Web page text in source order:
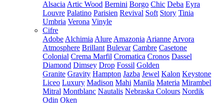
Alsacia Artic Wood Bernini Borgo Chic Deba Eyra
Louvre Palatino Parisien Revival Soft Story Tinia
Umbria Verona Vinyle
Cifre
Adobe Alchimia Alure Amazonia Arianne Arvora
Atmosphere Brillant Bulevar Cambre Casetone
Colonial Crema Marfil Cromatica Cronos Dassel
Diamond Dimsey Drop Fossil Golden
Granite Gravity Hampton Jazba Jewel Kalon Keystone
Liceo Luxury Madison Mahi Manila Materia Mirambel
Mitral Montblanc Nautalis Nebraska Colours Nordik
Odin Oken